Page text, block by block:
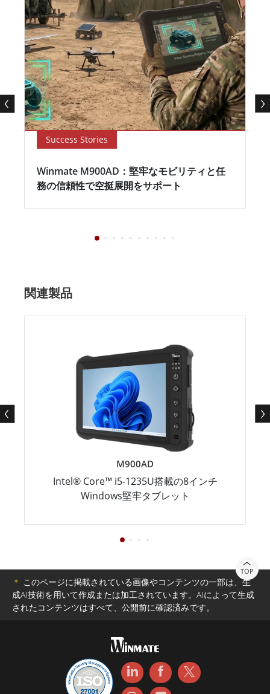
Success Stories
Winmate M900AD：堅牢なモビリティと任
務の信頼性で空挺展開をサポート
関連製品
M900AD
Intel® Core™ i5-1235U搭載の8インチ
Windows堅牢タブレット
TOP
＊ このページに掲載されている画像やコンテンツの一部は、生
成AI技術を用いて作成または加工されています。AIによって生成
されたコンテンツはすべて、公開前に確認済みです。